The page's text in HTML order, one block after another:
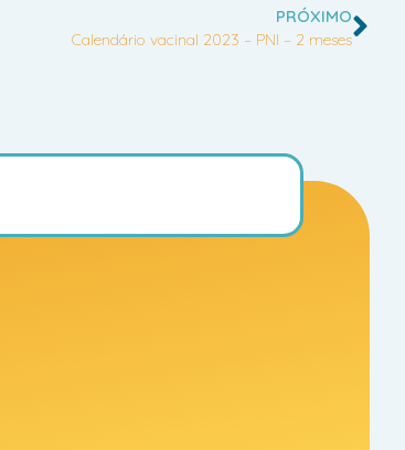
PRÓXIMO
Calendário vacinal 2023 – PNI – 2 meses